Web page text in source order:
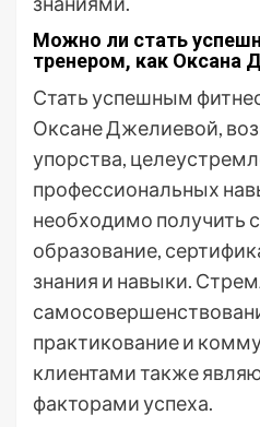
Можно ли стать
тренером, как Оксана
Стать успешным
Оксане Джелиевой,
упорства,
профессиональных
необходимо получить
образование,
знания и навыки.
практикование и
клиентами также
факторами успеха.